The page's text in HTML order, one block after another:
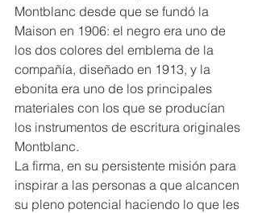
Montblanc desde que se fundó la
Maison en 1906: el negro era uno de
los dos colores del emblema de la
compañía, diseñado en 1913, y la
ebonita era uno de los principales
materiales con los que se producían
los instrumentos de escritura originales
Montblanc.
La firma, en su persistente misión para
inspirar a las personas a que alcancen
su pleno potencial haciendo lo que les